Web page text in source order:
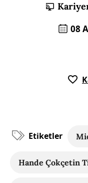
08
Etiketler
Hande Çokçetin